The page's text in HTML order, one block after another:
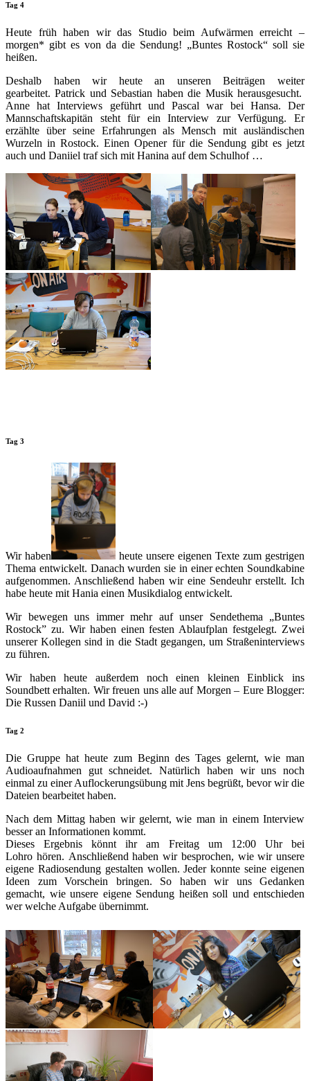
Tag 4
Heute früh haben wir das Studio beim Aufwärmen erreicht –
morgen* gibt es von da die Sendung! „Buntes Rostock“ soll sie
heißen.
Deshalb haben wir heute an unseren Beiträgen weiter
gearbeitet. Patrick und Sebastian haben die Musik herausgesucht.
Anne hat Interviews geführt und Pascal war bei Hansa. Der
Mannschaftskapitän steht für ein Interview zur Verfügung. Er
erzählte über seine Erfahrungen als Mensch mit ausländischen
Wurzeln in Rostock. Einen Opener für die Sendung gibt es jetzt
auch und Daniiel traf sich mit Hanina auf dem Schulhof …
Tag 3
Wir haben
heute unsere eigenen Texte zum gestrigen
Thema entwickelt. Danach wurden sie in einer echten Soundkabine
aufgenommen. Anschließend haben wir eine Sendeuhr erstellt. Ich
habe heute mit Hania einen Musikdialog entwickelt.
Wir bewegen uns immer mehr auf unser Sendethema „Buntes
Rostock” zu. Wir haben einen festen Ablaufplan festgelegt. Zwei
unserer Kollegen sind in die Stadt gegangen, um Straßeninterviews
zu führen.
Wir haben heute außerdem noch einen kleinen Einblick ins
Soundbett erhalten. Wir freuen uns alle auf Morgen – Eure Blogger:
Die Russen Daniil und David :-)
Tag 2
Die Gruppe hat heute zum Beginn des Tages gelernt, wie man
Audioaufnahmen gut schneidet. Natürlich haben wir uns noch
einmal zu einer Auflockerungsübung mit Jens begrüßt, bevor wir die
Dateien bearbeitet haben.
Nach dem Mittag haben wir gelernt, wie man in einem Interview
besser an Informationen kommt.
Dieses Ergebnis könnt ihr am Freitag um 12:00 Uhr bei
Lohro hören. Anschließend haben wir besprochen, wie wir unsere
eigene Radiosendung gestalten wollen. Jeder konnte seine eigenen
Ideen zum Vorschein bringen. So haben wir uns Gedanken
gemacht, wie unsere eigene Sendung heißen soll und entschieden
wer welche Aufgabe übernimmt.